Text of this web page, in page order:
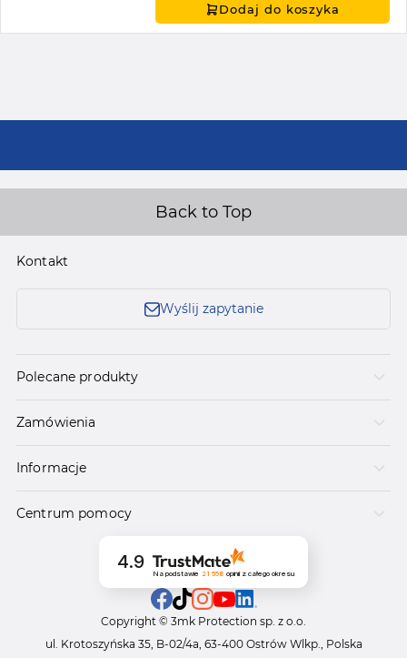
Dodaj do koszyka
Back to Top
Kontakt
Wyślij zapytanie
Polecane produkty
Zamówienia
Informacje
Centrum pomocy
4.9
Na podstawie 21 558 opinii z całego okresu
Copyright © 3mk Protection sp. z o.o.
ul. Krotoszyńska 35, B-02/4a, 63-400 Ostrów Wlkp., Polska